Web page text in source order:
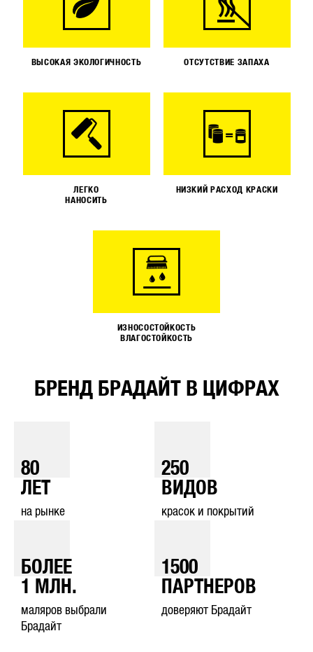
ВЫСОКАЯ ЭКОЛОГИЧНОСТЬ ОТСУТСТВИЕ ЗАПАХА
ЛЕГКО
НАНОСИТЬ
НИЗКИЙ РАСХОД КРАСКИ
ИЗНОСОСТОЙКОСТЬ
ВЛАГОСТОЙКОСТЬ
БРЕНД БРАДАЙТ В ЦИФРАХ
80
ЛЕТ
на рынке
250
ВИДОВ
красок и покрытий
БОЛЕЕ
1
МЛН.
маляров выбрали
Брадайт
1500
ПАРТНЕРОВ
доверяют Брадайт